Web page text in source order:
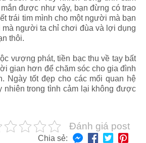
được như vậy, bạn đừng có trao
trái tim mình cho một người mà bạn
mà người ta chỉ chơi đùa và lợi dụng
thôi.
vượng phát, tiền bạc thu về tay bất
gian hơn để chăm sóc cho gia đình
Ngày tốt đẹp cho các mối quan hệ
nhiên trong tình cảm lại không được
Đánh giá post
Chia sẻ: